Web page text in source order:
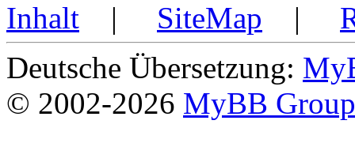
Inhalt | SiteMap |
Deutsche Übersetzung:
© 2002-2026 MyBB Group